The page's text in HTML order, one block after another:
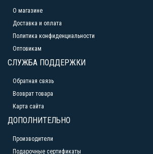
О магазине
Доставка и оплата
Политика конфиденциальности
Оптовикам
СЛУЖБА ПОДДЕРЖКИ
Обратная связь
Возврат товара
Карта сайта
ДОПОЛНИТЕЛЬНО
Производители
Подарочные сертификаты